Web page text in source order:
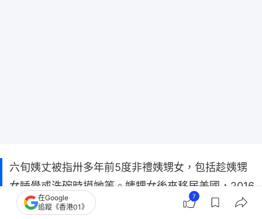
六旬姨丈被指卅多年前5度非禮姨甥女，包括趁姨甥
女睡覺或洗碗時摸她等。姨甥女後來移居美國，2016
年見有人揭發多年前被性侵經歷後，諮詢社工後決定
在Google
追蹤《香港01》
7